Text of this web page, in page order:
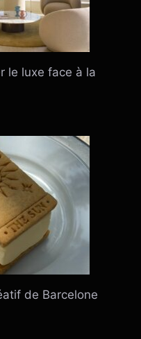
le luxe face à la
de Barcelone